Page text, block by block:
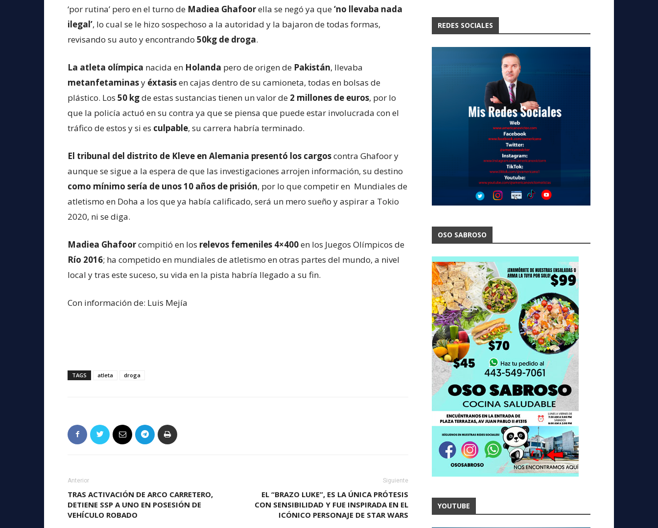
‘por rutina’ pero en el turno de Madiea Ghafoorella se negó ya que‘no llevaba nada
ilegal’, lo cual se le hizo sospechoso a la autoridad y la bajaron de todas formas,
revisando su auto y encontrando 50kg de droga.
La atleta olímpica nacida en Holanda pero de origen de Pakistán, llevaba
metanfetaminasy éxtasisen cajas dentro de su camioneta, todas en bolsas de
plástico. Los 50 kgde estas sustancias tienen un valor de 2 millones de euros, por lo
que la policía actuó en su contra ya que se piensa que puede estar involucrada con el
tráfico de estos y si es culpable, su carrera habría terminado.
El tribunal del distrito de Kleve en Alemania presentó los cargoscontra Ghafoor y
aunque se sigue a la espera de que las investigaciones arrojen información, su destino
como mínimo sería de unos 10 años de prisión, por lo que competir en Mundiales de
atletismo en Doha a los que ya había calificado, será un mero sueño y aspirar a Tokio
2020, ni se diga.
Madiea Ghafoorcompitió en los relevos femeniles 4×400en los Juegos Olímpicos de
Río 2016; ha competido en mundiales de atletismo en otras partes del mundo, a nivel
local y tras este suceso, su vida en la pista habría llegado a su fin.
Con información de: Luis Mejía
TAGS atleta droga
Anterior
TRAS ACTIVACIÓN DE ARCO CARRETERO,
DETIENE SSP A UNO EN POSESIÓN DE
VEHÍCULO ROBADO
Siguiente
EL “BRAZO LUKE”, ES LA ÚNICA PRÓTESIS
CON SENSIBILIDAD Y FUE INSPIRADA EN EL
ICÓNICO PERSONAJE DE STAR WARS
REDES SOCIALES
OSO SABROSO
YOUTUBE